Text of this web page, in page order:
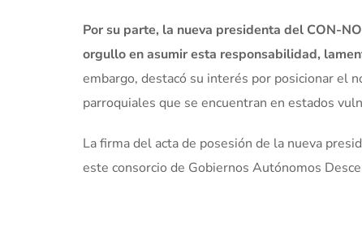
Por su parte, la nueva presidenta del CON-
orgullo en asumir esta responsabilidad,
embargo, destacó su interés por posicionar el
parroquiales que se encuentran en estados
La firma del acta de posesión de la nueva
este consorcio de Gobiernos Autónomos